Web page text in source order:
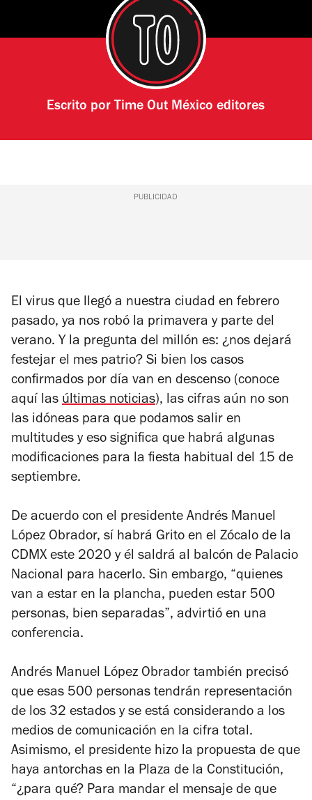
Escrito por Time Out México editores
PUBLICIDAD
El virus que llegó a nuestra ciudad en febrero
pasado, ya nos robó la primavera y parte del
verano. Y la pregunta del millón es: ¿nos dejará
festejar el mes patrio? Si bien los casos
confirmados por día van en descenso (conoce
aquí las últimas noticias), las cifras aún no son
las idóneas para que podamos salir en
multitudes y eso significa que habrá algunas
modificaciones para la fiesta habitual del 15 de
septiembre.
De acuerdo con el presidente Andrés Manuel
López Obrador, sí habrá Grito en el Zócalo de la
CDMX este 2020 y él saldrá al balcón de Palacio
Nacional para hacerlo. Sin embargo, “quienes
van a estar en la plancha, pueden estar 500
personas, bien separadas”, advirtió en una
conferencia.
Andrés Manuel López Obrador también precisó
que esas 500 personas tendrán representación
de los 32 estados y se está considerando a los
medios de comunicación en la cifra total.
Asimismo, el presidente hizo la propuesta de que
haya antorchas en la Plaza de la Constitución,
“¿para qué? Para mandar el mensaje de que